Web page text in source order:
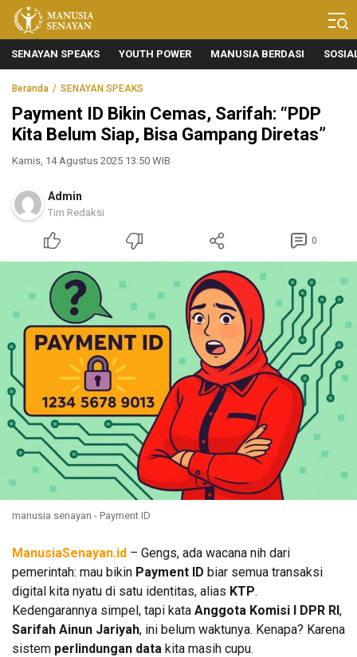
Manusia Senayan
Manusia Bicara, Senayan Bersuara
SENAYAN SPEAKS YOUTH POWER MANUSIA BERDASI
Beranda SENAYAN SPEAKS
Payment ID Bikin Cemas, Sarifah: “PDP
Kita Belum Siap, Bisa Gampang Diretas”
Kamis, 14 Agustus 2025 13:50 WIB
Admin
Tim Redaksi
0
manusia senayan - Payment ID
ManusiaSenayan.id – Gengs, ada wacana nih dari
pemerintah: mau bikin Payment ID biar semua transaksi
digital kita nyatu di satu identitas, alias KTP.
Kedengarannya simpel, tapi kata Anggota Komisi I DPR RI,
Sarifah Ainun Jariyah, ini belum waktunya. Kenapa? Karena
sistem perlindungan data kita masih cupu.